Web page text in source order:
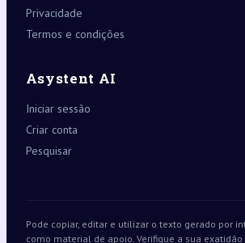
Privacidade
Termos e condições
Asystent AI
Iniciar sessão
Criar conta
Pesquisar
Pode copiar, editar e utilizar o texto gerado por
como material de apoio. Verifique a sua